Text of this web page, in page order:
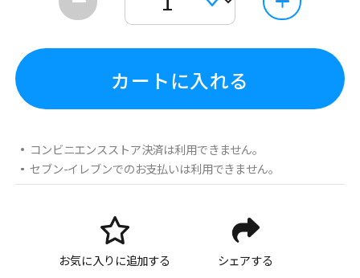
カートに入れる
コンビニエンスストア決済は利用できません。
セブン-イレブンでのお支払いは利用できません。
お気に入りに追加する シェアする